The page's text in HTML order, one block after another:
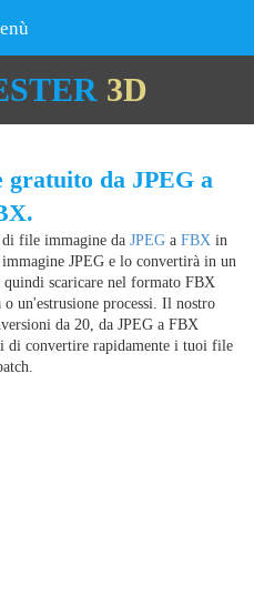
3D
da JPEG a
file immagine da JPEGa FBXin
JPEG e lo convertirà in un
scaricare nel formato FBX
un'estrusione processi. Il nostro
da 20, da JPEG a FBX
di convertire rapidamente i tuoi file